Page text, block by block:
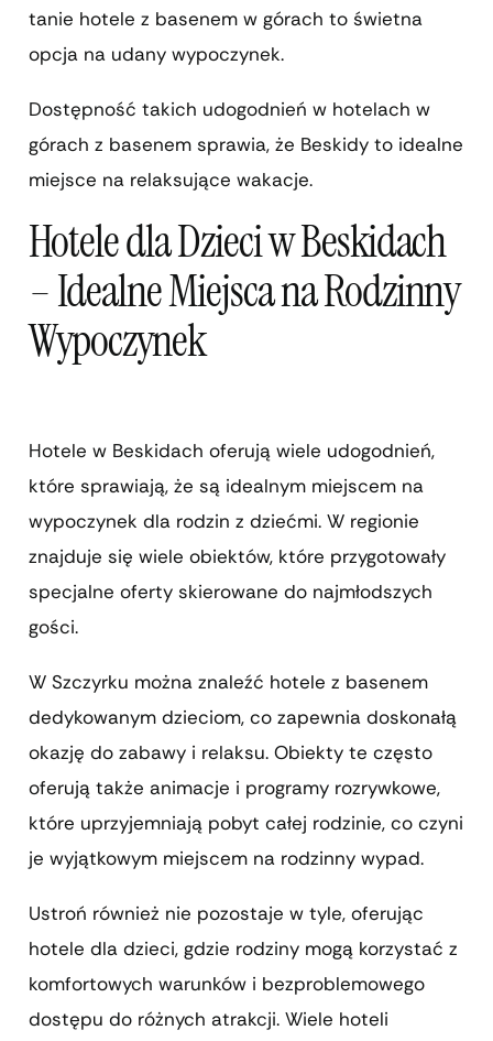
tanie hotele z basenem w górach to świetna
opcja na udany wypoczynek.
Dostępność takich udogodnień w hotelach w
górach z basenem sprawia, że Beskidy to idealne
miejsce na relaksujące wakacje.
Hotele dla Dzieci w Beskidach
– Idealne Miejsca na Rodzinny
Wypoczynek
Hotele w Beskidach oferują wiele udogodnień,
które sprawiają, że są idealnym miejscem na
wypoczynek dla rodzin z dziećmi. W regionie
znajduje się wiele obiektów, które przygotowały
specjalne oferty skierowane do najmłodszych
gości.
W Szczyrku można znaleźć hotele z basenem
dedykowanym dzieciom, co zapewnia doskonałą
okazję do zabawy i relaksu. Obiekty te często
oferują także animacje i programy rozrywkowe,
które uprzyjemniają pobyt całej rodzinie, co czyni
je wyjątkowym miejscem na rodzinny wypad.
Ustroń również nie pozostaje w tyle, oferując
hotele dla dzieci, gdzie rodziny mogą korzystać z
komfortowych warunków i bezproblemowego
dostępu do różnych atrakcji. Wiele hoteli